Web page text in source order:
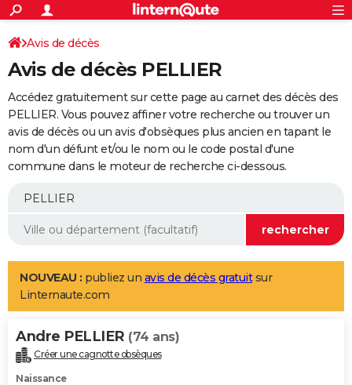
ACTUALITÉS
Politique
Société
Faits Divers
Education
Monde
Villes
+
SPORT
Coupe du monde 2026
Football
Tennis
Cyclisme
Rugby
Forum
Programme TV
TNT
Streaming
Cinéma
Sorties cinéma
Musique
+
FINANCE
Retraite
Epargne
Immobilier
Risques naturels par ville
Banque
Assurance
AUTO
Essais
Réserver un essai
Citadines
Berlines
SUV
Forum auto
+
Mobiles
Meilleur smartphone
Internet
Ordinateurs
Jeux vidéo
Guide high-tech
Aménagement intérieur
LIFESTYLE
Art de vivre
Bien-être
Loisirs
Mode
Modes de vie
Alimentation
Guide de la santé
Maladies
Médicaments
Sommeil
VOYAGE
Destinations
City break
Voyage nature
Voyage de noces
Forum
Climat
+PHOTO
Avis de décès
Avis de décès PELLIER
Accédez gratuitement sur cette page au carnet des décès des
PELLIER. Vous pouvez affiner votre recherche ou trouver un
avis de décès ou un avis d'obsèques plus ancien en tapant le
nom d'un défunt et/ou le nom ou le code postal d'une
commune dans le moteur de recherche ci-dessous.
NOUVEAU : publiez un avis de décès gratuitsur
Linternaute.com
Andre PELLIER (74 ans)
Créer une cagnotte obsèques
Naissance